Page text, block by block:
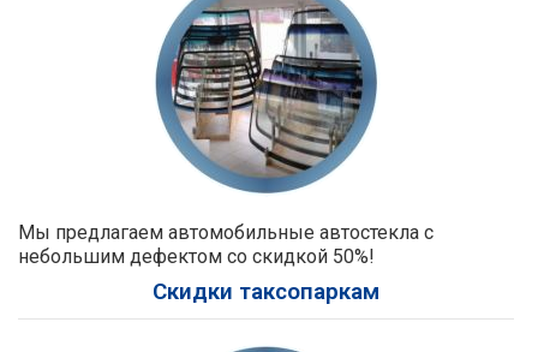
Мы предлагаем автомобильные автостекла с
небольшим дефектом со скидкой 50%!
Скидки таксопаркам